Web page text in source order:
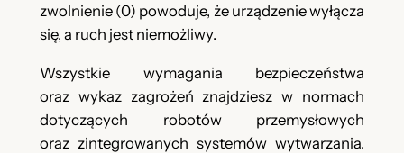
zwolnienie (0) powoduje, że urządzenie wyłącza
się, a ruch jest niemożliwy.
Wszystkie wymagania bezpieczeństwa
oraz wykaz zagrożeń znajdziesz w normach
dotyczących robotów przemysłowych
oraz zintegrowanych systemów wytwarzania.